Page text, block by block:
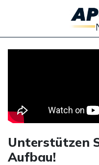
Unterstützen
Aufbau!